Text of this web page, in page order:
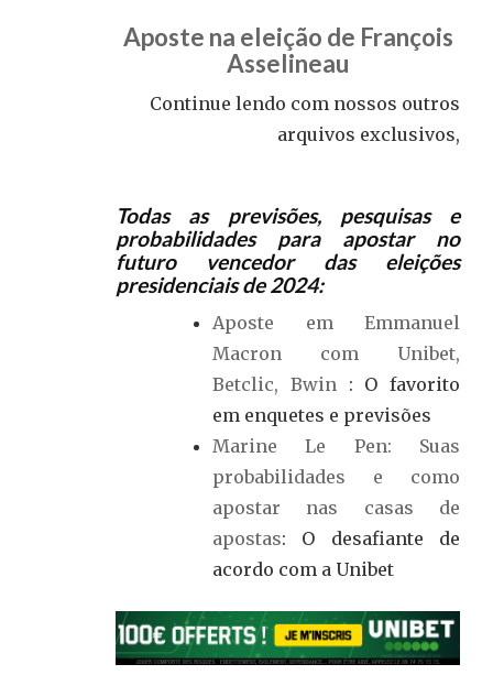
Aposte na eleição de François
Asselineau
Continue lendo com nossos outros
arquivos exclusivos,
Todas as previsões, pesquisas e
probabilidades para apostar no
futuro vencedor das eleições
presidenciais de 2024:
Aposte em Emmanuel
Macron com Unibet,
Betclic, Bwin: O favorito
em enquetes e previsões
Marine Le Pen: Suas
probabilidades e como
apostar nas casas de
apostas: O desafiante de
acordo com a Unibet